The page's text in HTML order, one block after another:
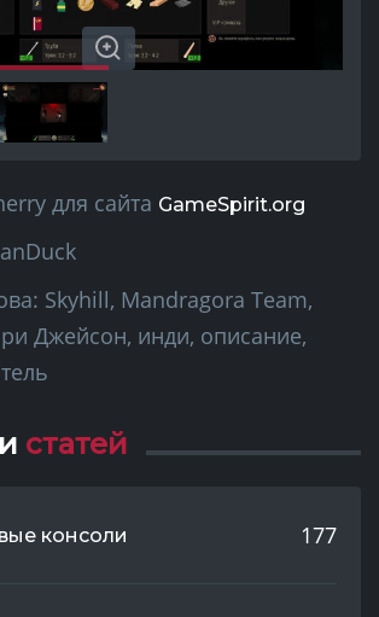
для сайта GameSpirit.org
Skyhill, Mandragora Team,
Джейсон, инди, описание,
статей
консоли 177